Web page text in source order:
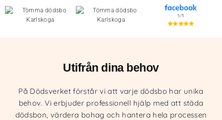
Utifrån dina behov
På Dödsverket förstår vi att varje dödsbo har unika
behov. Vi erbjuder professionell hjälp med att städa
dödsbon, värdera bohag och hantera hela processen